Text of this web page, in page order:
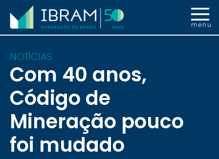
menu
NOTÍCIAS
Com 40 anos,
Código de
Mineração pouco
foi mudado